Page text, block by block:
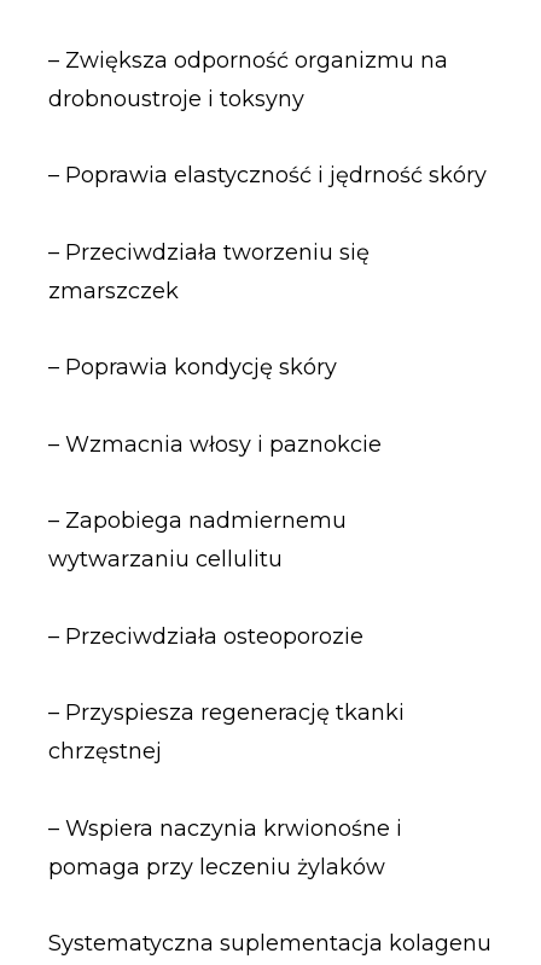
– Zwiększa odporność organizmu na
drobnoustroje i toksyny
– Poprawia elastyczność i jędrność skóry
– Przeciwdziała tworzeniu się
zmarszczek
– Poprawia kondycję skóry
– Wzmacnia włosy i paznokcie
– Zapobiega nadmiernemu
wytwarzaniu cellulitu
– Przeciwdziała osteoporozie
– Przyspiesza regenerację tkanki
chrzęstnej
– Wspiera naczynia krwionośne i
pomaga przy leczeniu żylaków
Systematyczna suplementacja kolagenu